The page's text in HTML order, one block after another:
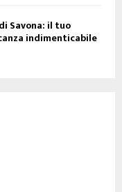
Savona: il tuo
indimenticabile